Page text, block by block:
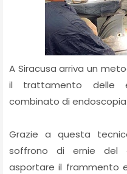
A Siracusa arriva un
il trattamento delle
combinato di
Grazie a questa
soffrono di ernie del
asportare il frammento